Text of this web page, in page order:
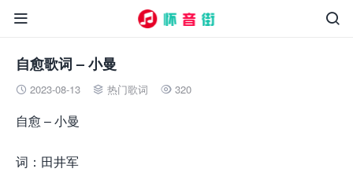


自愈歌词 – 小曼
 2023-08-13  热门歌词  320
自愈 – 小曼
词：田井军